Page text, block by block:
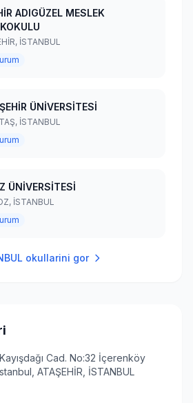
ADIGÜZEL MESLEK
İSTANBUL
ÜNİVERSİTESİ
İSTANBUL
ÜNİVERSİTESİ
İSTANBUL
okullarini gor
Cad. No:32 İçerenköy
ATAŞEHİR, İSTANBUL